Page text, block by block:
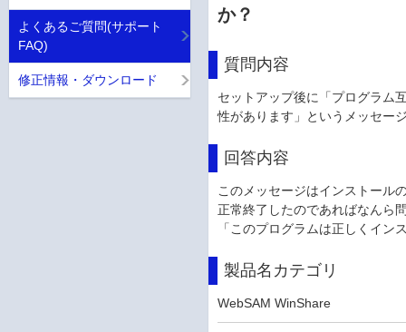
か？
質問内容
セットアップ後に「プログラム
性があります」というメッセー
回答内容
このメッセージはインストール
正常終了したのであればなんら
「このプログラムは正しくイ
製品名カテゴリ
WebSAM WinShare
よくあるご質問(サポート
FAQ)
修正情報・ダウンロード